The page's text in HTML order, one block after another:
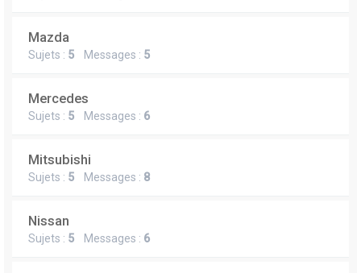
Mazda
Sujets : 5 Messages : 5
Mercedes
Sujets : 5 Messages : 6
Mitsubishi
Sujets : 5 Messages : 8
Nissan
Sujets : 5 Messages : 6